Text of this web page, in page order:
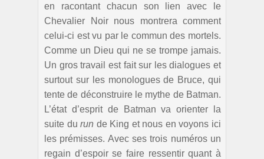
en racontant chacun son lien avec le
Chevalier Noir nous montrera comment
celui-ci est vu par le commun des mortels.
Comme un Dieu qui ne se trompe jamais.
Un gros travail est fait sur les dialogues et
surtout sur les monologues de Bruce, qui
tente de déconstruire le mythe de Batman.
L’état d’esprit de Batman va orienter la
suite durun de King et nous en voyons ici
les prémisses. Avec ses trois numéros un
regain d’espoir se faire ressentir quant à